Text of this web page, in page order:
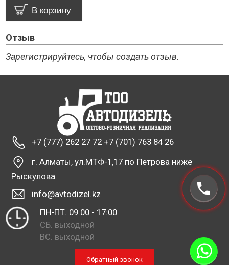
Отзыв
Зарегистрируйтесь, чтобы создать отзыв.
+7 (777) 262 27 72 +7 (701) 763 84 26
г. Алматы, ул.МТФ-1,17 по Петрова ниже
Рыскулова
info@avtodizel.kz
ПН-ПТ. 09:00 - 17:00
СБ. выходной
ВС. выходной
Обратный звонок